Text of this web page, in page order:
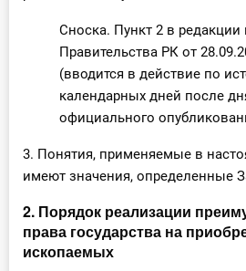
Сноска. Пункт 2 в редакции
Правительства РК от
(вводится в действие по
календарных дней после
официального
3. Понятия, применяемые в
имеют значения, определенные
2. Порядок реализации
права государства на
ископаемых